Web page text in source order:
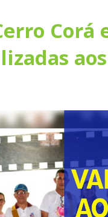
Corá